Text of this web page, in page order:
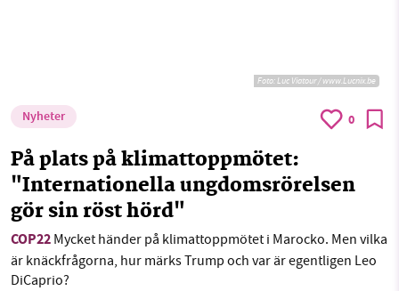
Foto:Luc Viatour / www.Lucnix.be
Nyheter 0
På plats på klimattoppmötet:
"Internationella ungdomsrörelsen
gör sin röst hörd"
COP22 Mycket händer på klimattoppmötet i Marocko. Men vilka
är knäckfrågorna, hur märks Trump och var är egentligen Leo
DiCaprio?